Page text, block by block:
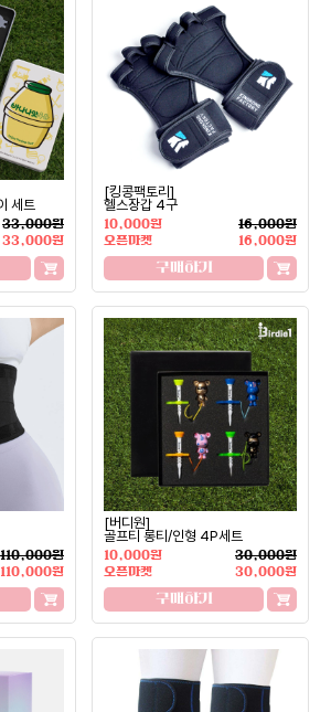
세트
33,000원
33,000원
[킹콩팩토리]
헬스장갑 4구
10,000원
16,000원
오픈마켓
16,000원
구매하기
110,000원
110,000원
[버디원]
골프티 롱티/인형 4P세트
10,000원
30,000원
오픈마켓
30,000원
구매하기